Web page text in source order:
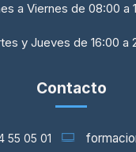
a Viernes de 08:00 a
y Jueves de 16:00 a
Contacto
55 05 01